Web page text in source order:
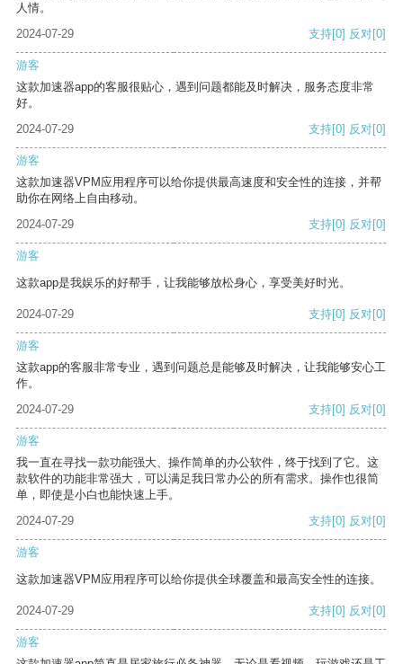
人情。
2024-07-29
支持[0] 反对[0]
游客
这款加速器app的客服很贴心，遇到问题都能及时解决，服务态度非常
好。
2024-07-29
支持[0] 反对[0]
游客
这款加速器VPM应用程序可以给你提供最高速度和安全性的连接，并帮
助你在网络上自由移动。
2024-07-29
支持[0] 反对[0]
游客
这款app是我娱乐的好帮手，让我能够放松身心，享受美好时光。
2024-07-29 支持[0] 反对[0]
游客
这款app的客服非常专业，遇到问题总是能够及时解决，让我能够安心工
作。
2024-07-29
支持[0] 反对[0]
游客
我一直在寻找一款功能强大、操作简单的办公软件，终于找到了它。这
款软件的功能非常强大，可以满足我日常办公的所有需求。操作也很简
单，即使是小白也能快速上手。
2024-07-29
支持[0] 反对[0]
游客
这款加速器VPM应用程序可以给你提供全球覆盖和最高安全性的连接。
2024-07-29 支持[0] 反对[0]
游客